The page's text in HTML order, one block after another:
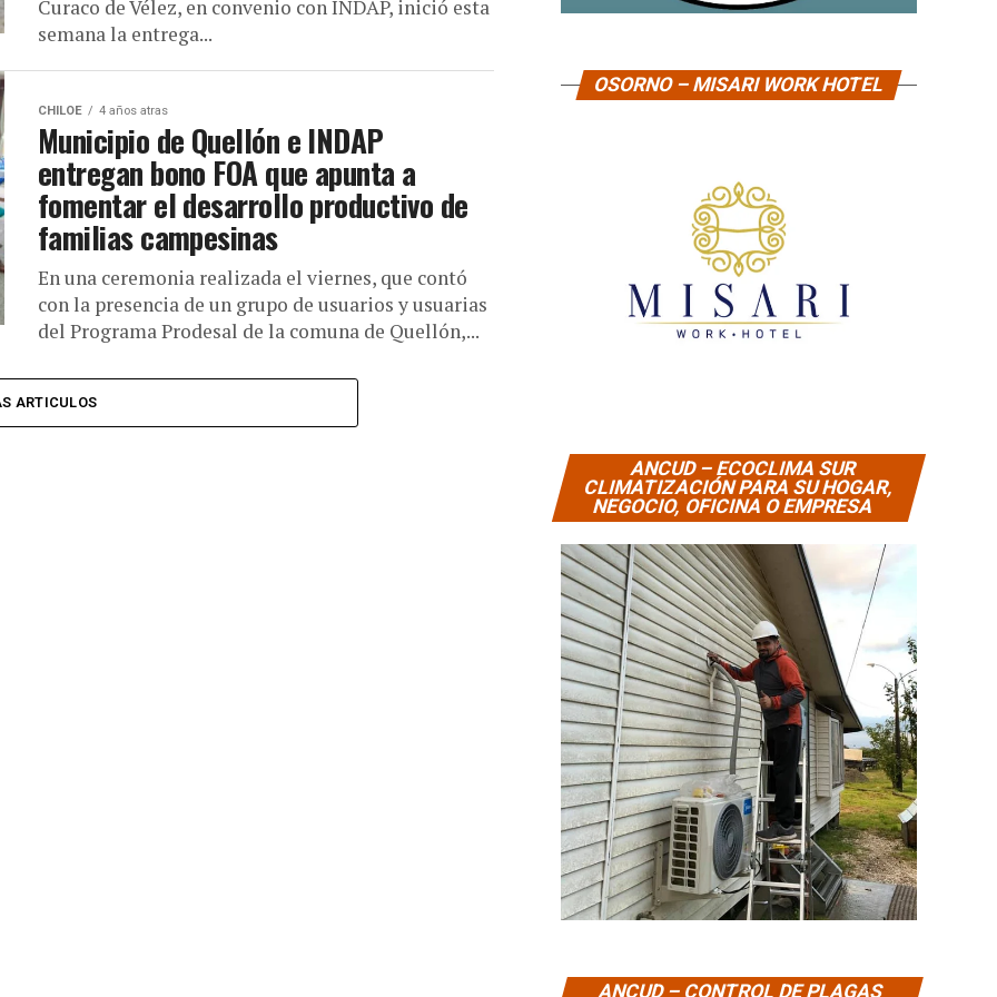
Curaco de Vélez, en convenio con INDAP, inició esta
semana la entrega...
CHILOE 4 años atras
Municipio de Quellón e INDAP
entregan bono FOA que apunta a
fomentar el desarrollo productivo de
familias campesinas
En una ceremonia realizada el viernes, que contó
con la presencia de un grupo de usuarios y usuarias
del Programa Prodesal de la comuna de Quellón,...
ARTICULOS
OSORNO – MISARI WORK HOTEL
ANCUD – ECOCLIMA SUR
CLIMATIZACIÓN PARA SU HOGAR,
NEGOCIO, OFICINA O EMPRESA
ANCUD – CONTROL DE PLAGAS